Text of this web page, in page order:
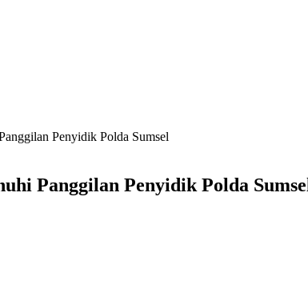
Penyidik Polda Sumsel
Panggilan Penyidik Polda